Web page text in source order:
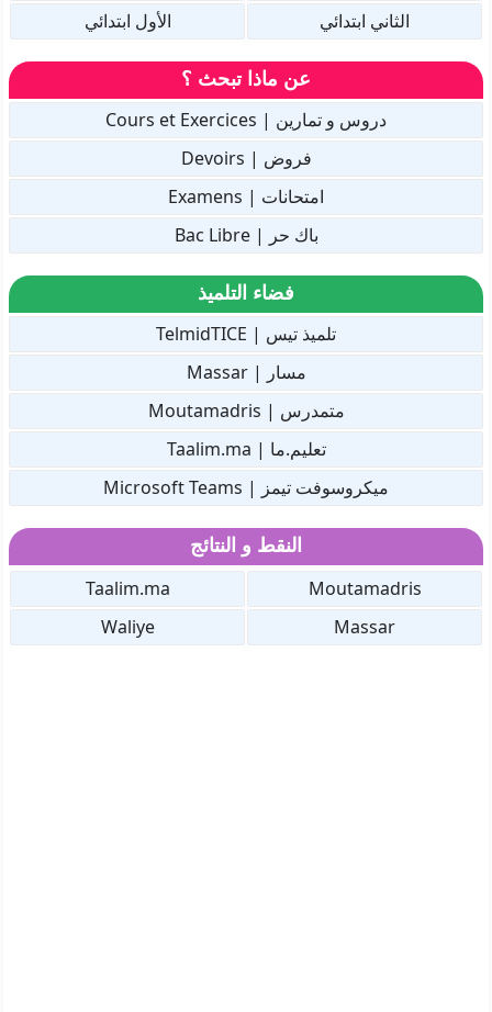
الثاني ابتدائي
الأول ابتدائي
عن ماذا تبحث ؟
دروس و تمارين | Cours et Exercices
فروض | Devoirs
امتحانات | Examens
باك حر | Bac Libre
فضاء التلميذ
تلميذ تيس | TelmidTICE
مسار | Massar
متمدرس | Moutamadris
تعليم.ما | Taalim.ma
ميكروسوفت تيمز | Microsoft Teams
النقط و النتائج
Moutamadris
Taalim.ma
Massar
Waliye